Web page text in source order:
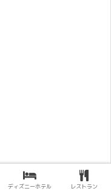
ディズニーホテル レストラン